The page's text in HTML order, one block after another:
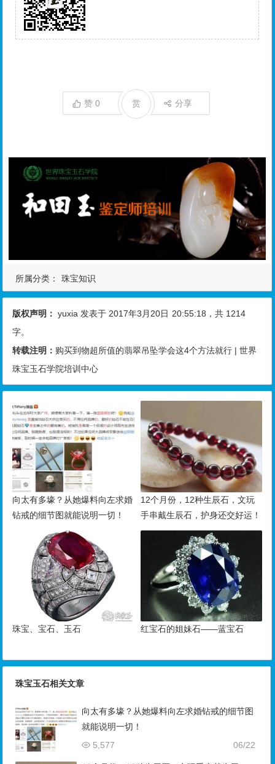
赞0 分享
赏
所属分类： 珠宝知识
版权声明： yuxia 发表于 2017年3月20日 20:55:18 ，共 1214
字。
转载注明： 购买到物超所值的翡翠吊坠学会这4个方法就行 | 世界
珠宝玉石学院培训中心
向太有多壕？从她爆料向左求婚
钻戒的细节图就能说明一切！
12个月份，12种生辰石，文玩
手串戴生辰石，护身还交好运！
珠宝、宝石、玉石 红宝石的姐妹石——蓝宝石
珠宝玉石相关文章
向太有多壕？从她爆料向左求婚钻戒的细节图
就能说明一切！
06/22
5,577